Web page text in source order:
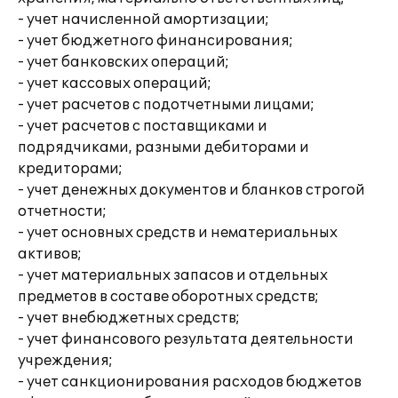
- учет начисленной амортизации;
- учет бюджетного финансирования;
- учет банковских операций;
- учет кассовых операций;
- учет расчетов с подотчетными лицами;
- учет расчетов с поставщиками и
подрядчиками, разными дебиторами и
кредиторами;
- учет денежных документов и бланков строгой
отчетности;
- учет основных средств и нематериальных
активов;
- учет материальных запасов и отдельных
предметов в составе оборотных средств;
- учет внебюджетных средств;
- учет финансового результата деятельности
учреждения;
- учет санкционирования расходов бюджетов